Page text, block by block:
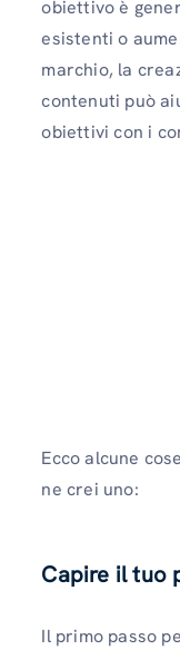
obiettivo è
esistenti o
marchio, la
contenuti può
obiettivi con i
Ecco alcune
ne crei uno:
Capire il tuo
Il primo passo